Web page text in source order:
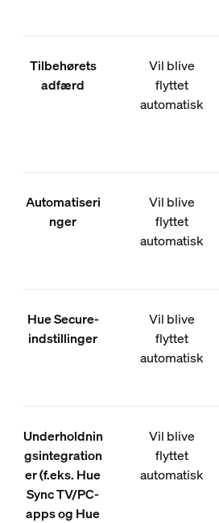
Tilbehørets
adfærd
Vil blive
flyttet
automatisk
Automatiseri
nger
Vil blive
flyttet
automatisk
Hue Secure-
indstillinger
Vil blive
flyttet
automatisk
Underholdnin
gsintegration
er (f.eks. Hue
Sync TV/PC-
apps og Hue
Vil blive
flyttet
automatisk